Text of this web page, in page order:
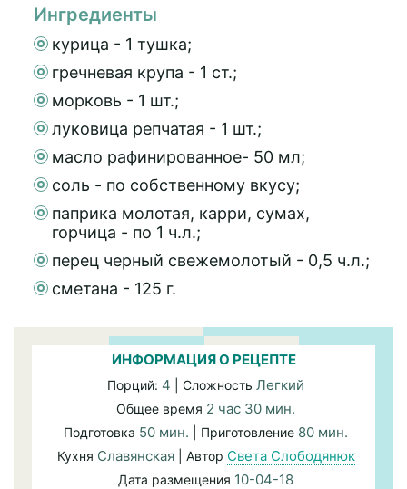
Ингредиенты
курица - 1 тушка;
гречневая крупа - 1 ст.;
морковь - 1 шт.;
луковица репчатая - 1 шт.;
масло рафинированное- 50 мл;
соль - по собственному вкусу;
паприка молотая, карри, сумах,
горчица - по 1 ч.л.;
перец черный свежемолотый - 0,5 ч.л.;
сметана - 125 г.
ИНФОРМАЦИЯ О РЕЦЕПТЕ
Порций: 4 | Сложность Легкий
Общее время 2 час 30 мин.
Подготовка 50 мин. | Приготовление 80 мин.
Кухня Славянская| Автор Света Слободянюк
Дата размещения 10-04-18